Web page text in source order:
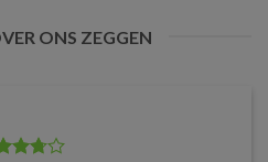
ONS ZEGGEN